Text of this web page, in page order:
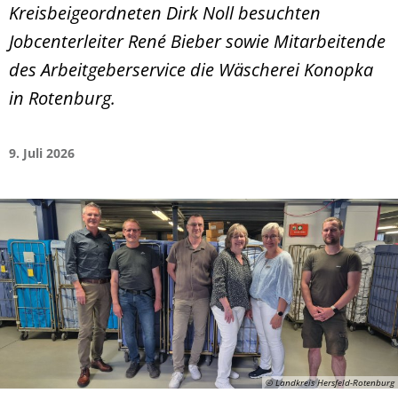
Kreisbeigeordneten Dirk Noll besuchten
Jobcenterleiter René Bieber sowie Mitarbeitende
des Arbeitgeberservice die Wäscherei Konopka
in Rotenburg.
9. Juli 2026
© Landkreis Hersfeld-Rotenburg